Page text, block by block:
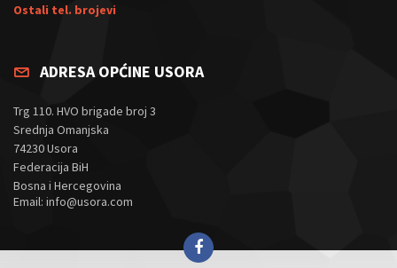
Ostali tel. brojevi
ADRESA OPĆINE USORA
Trg 110. HVO brigade broj 3
Srednja Omanjska
74230 Usora
Federacija BiH
Bosna i Hercegovina
Email: info@usora.com